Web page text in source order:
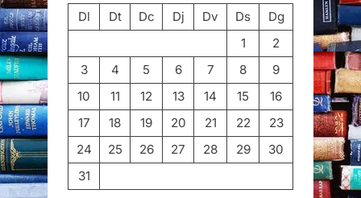
Dl
Dt Dc Dj Dv Ds
Dg
1
2
3
4 5 6 7 8
9
10
11 12 13 14 15
16
17
18 19 20 21 22
23
24
25 26 27 28 29
30
31